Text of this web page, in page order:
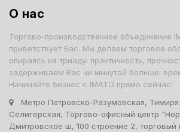
О нас
Торгово-производственное объединение
приветствует Вас. Мы делаем торговое
опираясь на триаду: практичность,
задерживаем Вас ни минутой больше:
Начинайте бизнес с IMATO прямо сейчас!
Метро Петровско-Разумовская,
Селигерская, Торгово-офисный центр
Дмитровское ш, 100 строение 2, торговый